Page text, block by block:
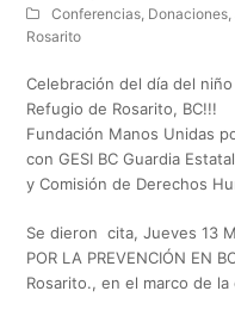
Conferencias, Donaciones,
Rosarito
Celebración del día del
Refugio de Rosarito, BC!!!
Fundación Manos Unidas
con GESI BC Guardia
y Comisión de Derechos
Se dieron cita, Jueves 13
POR LA PREVENCIÓN EN
Rosarito., en el marco de